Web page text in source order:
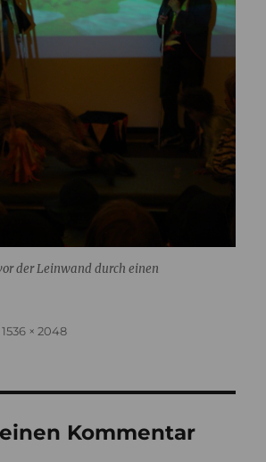
der Leinwand durch einen
Originalgröße
1536 × 2048
Kommentar